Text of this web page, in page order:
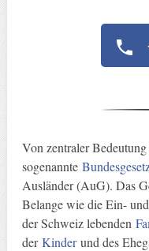
Von zentraler
sogenannte
Ausländer (AuG). Das
Belange wie die Ein-
der Schweiz lebenden
derKinderund des